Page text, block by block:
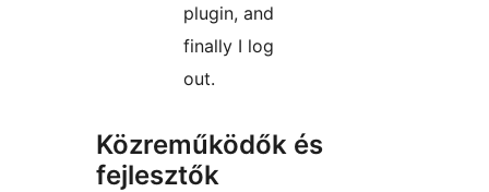
plugin, and
finally I log
out.
Közreműködők és
fejlesztők